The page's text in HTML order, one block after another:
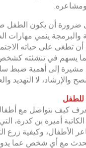
أن يكون الطفل
والبرمجة ينمي
أن تطغى على حياته
بما يسهم في تنشئته
مشيرة إلى أهمية ضبط
والإرشاد، لا التهديد
للطفل
كيف نتواصل مع
الكاتبة أميرة بن
وكيفية زرع
يتحدث مع أي شخص عما